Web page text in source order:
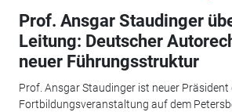
Prof. Ansgar Staudinger
Leitung: Deutscher
neuer Führungsstruktur
Prof. Ansgar Staudinger ist neuer Präsident
Fortbildungsveranstaltung auf dem